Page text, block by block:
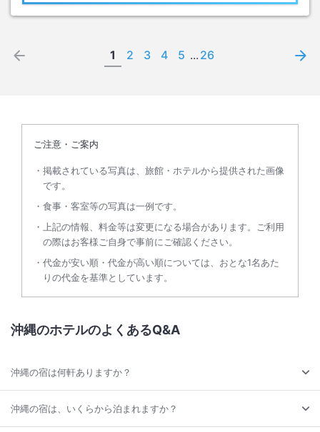
1 2 3 4 5 ... 26
ご注意・ご案内
掲載されている写真は、旅館・ホテルから提供された画像
です。
食事・客室等の写真は一例です。
上記の情報、料金等は変更になる場合があります。ご利用
の際はお客様ご自身で事前にご確認ください。
代金が安い順・代金が高い順については、おとな1名あた
りの代金を基準としています。
沖縄のホテルのよくあるQ&A
沖縄の宿は何軒ありますか？
沖縄の宿は、いくらから泊まれますか？